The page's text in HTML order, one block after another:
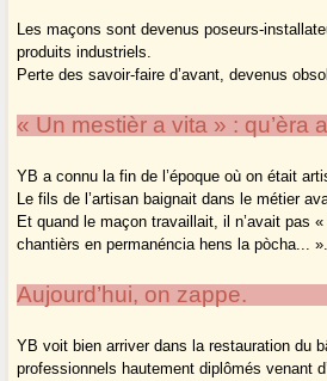
Les maçons sont devenus poseurs-
produits industriels.
Perte des savoir-faire d’avant, devenus
« Un mestièr a vita » : qu’èra
YB a connu la fin de l’époque où on était
Le fils de l’artisan baignait dans le métier
Et quand le maçon travaillait, il n’avait pas
chantièrs en permanéncia hens la pòcha... ».
Aujourd’hui, on zappe.
YB voit bien arriver dans la restauration du
professionnels hautement diplômés venant